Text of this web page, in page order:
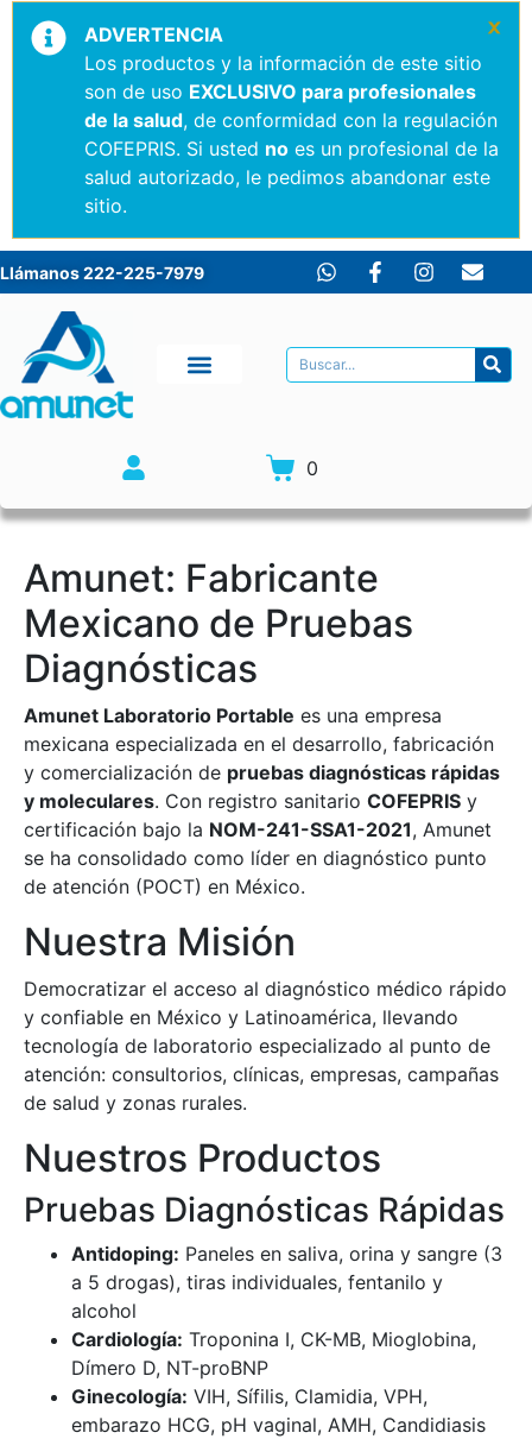
ADVERTENCIA
Los productos y la información de este sitio
son de uso EXCLUSIVO para profesionales
de la salud, de conformidad con la regulación
COFEPRIS. Si usted no es un profesional de la
salud autorizado, le pedimos abandonar este
sitio.
×
Llámanos 222-225-7979
0
Amunet: Fabricante
Mexicano de Pruebas
Diagnósticas
Amunet Laboratorio Portable es una empresa
mexicana especializada en el desarrollo, fabricación
y comercialización de pruebas diagnósticas rápidas
y moleculares. Con registro sanitario COFEPRIS y
certificación bajo la NOM-241-SSA1-2021, Amunet
se ha consolidado como líder en diagnóstico punto
de atención (POCT) en México.
Nuestra Misión
Democratizar el acceso al diagnóstico médico rápido
y confiable en México y Latinoamérica, llevando
tecnología de laboratorio especializado al punto de
atención: consultorios, clínicas, empresas, campañas
de salud y zonas rurales.
Nuestros Productos
Pruebas Diagnósticas Rápidas
Antidoping: Paneles en saliva, orina y sangre (3
a 5 drogas), tiras individuales, fentanilo y
alcohol
Cardiología: Troponina I, CK-MB, Mioglobina,
Dímero D, NT-proBNP
Ginecología: VIH, Sífilis, Clamidia, VPH,
embarazo HCG, pH vaginal, AMH, Candidiasis